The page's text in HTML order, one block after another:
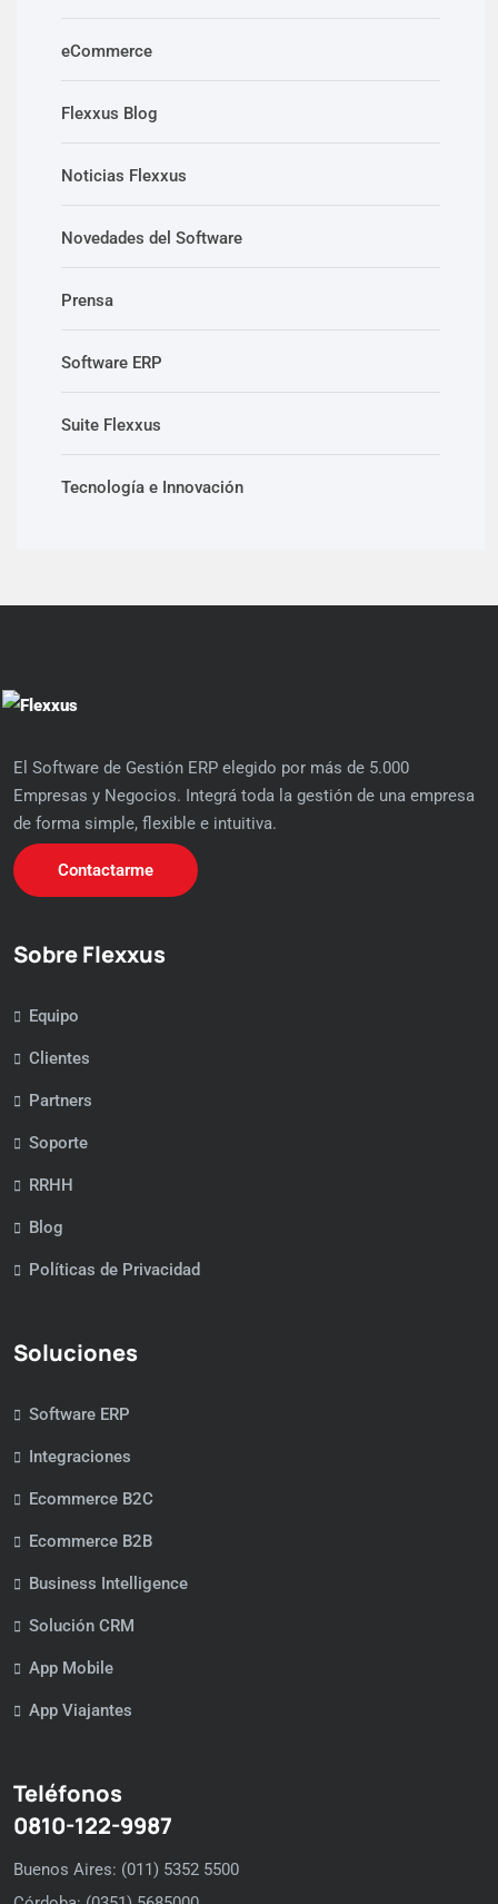
eCommerce
Flexxus Blog
Noticias Flexxus
Novedades del Software
Prensa
Software ERP
Suite Flexxus
Tecnología e Innovación
El Software de Gestión ERP elegido por más de 5.000
Empresas y Negocios. Integrá toda la gestión de una empresa
de forma simple, flexible e intuitiva.
Contactarme
Sobre Flexxus
Equipo
Clientes
Partners
Soporte
RRHH
Blog
Políticas de Privacidad
Soluciones
Software ERP
Integraciones
Ecommerce B2C
Ecommerce B2B
Business Intelligence
Solución CRM
App Mobile
App Viajantes
Teléfonos
0810-122-9987
Buenos Aires: (011) 5352 5500